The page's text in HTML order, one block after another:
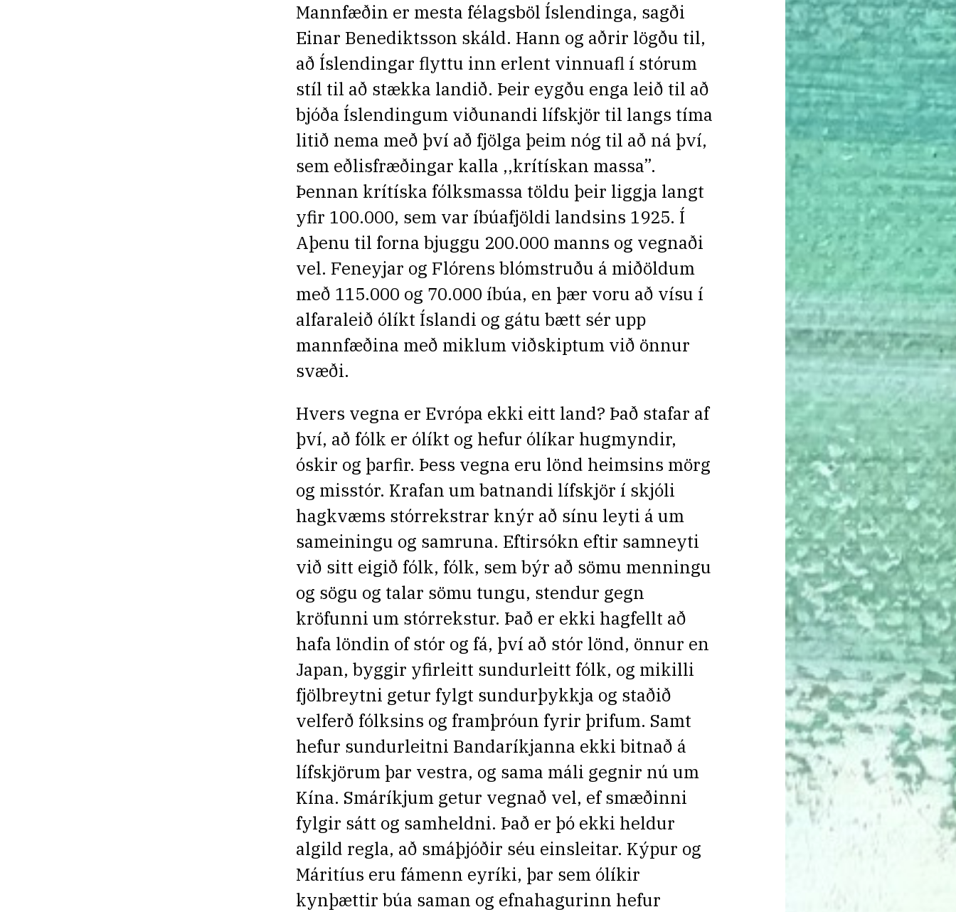
Mannfæðin er mesta félagsböl Íslendinga, sagði
Einar Benediktsson skáld. Hann og aðrir lögðu til,
að Íslendingar flyttu inn erlent vinnuafl í stórum
stíl til að stækka landið. Þeir eygðu enga leið til að
bjóða Íslendingum viðunandi lífskjör til langs tíma
litið nema með því að fjölga þeim nóg til að ná því,
sem eðlisfræðingar kalla ,,krítískan massa”.
Þennan krítíska fólksmassa töldu þeir liggja langt
yfir 100.000, sem var íbúafjöldi landsins 1925. Í
Aþenu til forna bjuggu 200.000 manns og vegnaði
vel. Feneyjar og Flórens blómstruðu á miðöldum
með 115.000 og 70.000 íbúa, en þær voru að vísu í
alfaraleið ólíkt Íslandi og gátu bætt sér upp
mannfæðina með miklum viðskiptum við önnur
svæði.
Hvers vegna er Evrópa ekki eitt land? Það stafar af
því, að fólk er ólíkt og hefur ólíkar hugmyndir,
óskir og þarfir. Þess vegna eru lönd heimsins mörg
og misstór. Krafan um batnandi lífskjör í skjóli
hagkvæms stórrekstrar knýr að sínu leyti á um
sameiningu og samruna. Eftirsókn eftir samneyti
við sitt eigið fólk, fólk, sem býr að sömu menningu
og sögu og talar sömu tungu, stendur gegn
kröfunni um stórrekstur. Það er ekki hagfellt að
hafa löndin of stór og fá, því að stór lönd, önnur en
Japan, byggir yfirleitt sundurleitt fólk, og mikilli
fjölbreytni getur fylgt sundurþykkja og staðið
velferð fólksins og framþróun fyrir þrifum. Samt
hefur sundurleitni Bandaríkjanna ekki bitnað á
lífskjörum þar vestra, og sama máli gegnir nú um
Kína. Smáríkjum getur vegnað vel, ef smæðinni
fylgir sátt og samheldni. Það er þó ekki heldur
algild regla, að smáþjóðir séu einsleitar. Kýpur og
Máritíus eru fámenn eyríki, þar sem ólíkir
kynþættir búa saman og efnahagurinn hefur